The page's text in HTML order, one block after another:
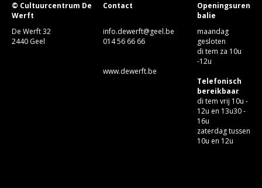
© Cultuurcentrum De
Werft
Contact
Openingsuren
balie
De Werft 32
2440 Geel
info.dewerft@geel.be
014 56 66 66
www.dewerft.be
maandag
gesloten
di tem za 10u
-12u
Telefonisch
bereikbaar
di tem vrij 10u -
12u en 13u30 -
16u
zaterdag tussen
10u en 12u